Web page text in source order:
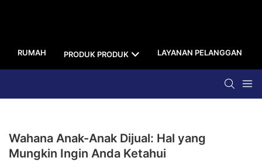
RUMAH PRODUK PRODUK LAYANAN PELANGGAN
Wahana Anak-Anak Dijual: Hal yang
Mungkin Ingin Anda Ketahui